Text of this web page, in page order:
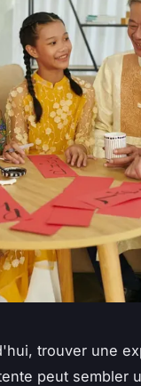
trouver une
peut sembler